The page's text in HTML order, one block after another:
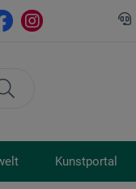
Kunstportal